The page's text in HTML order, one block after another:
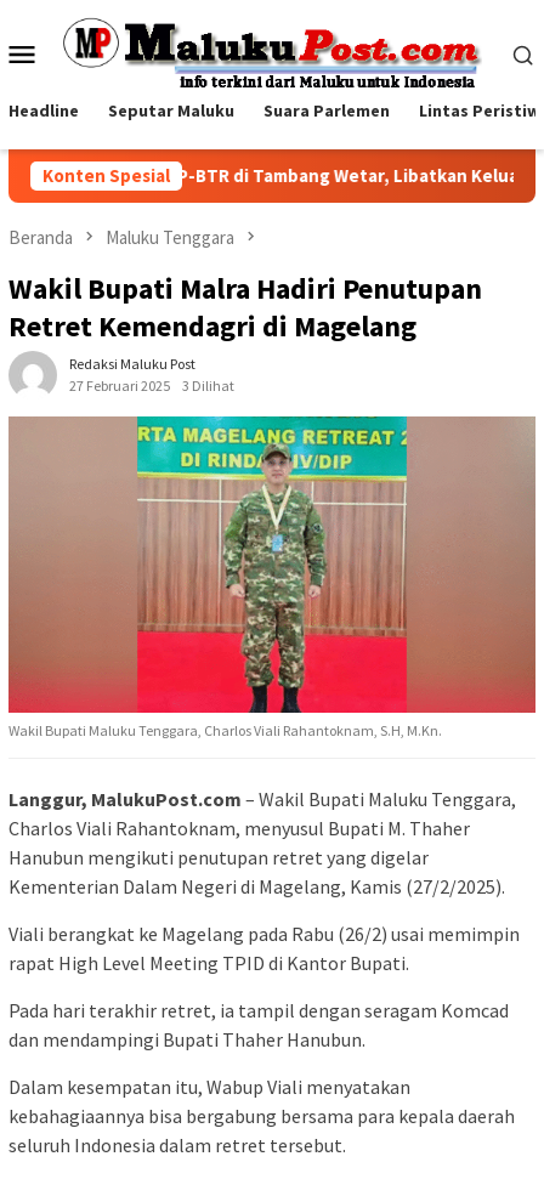
konten
Menu
Headline Seputar Maluku Suara Parlemen Lintas
Konten Spesial
Family Visit BKP-BTR di Tambang Wetar, Libatkan Keluarga
Beranda Maluku Tenggara
Wakil Bupati Malra Hadiri Penutupan
Retret Kemendagri di Magelang
Redaksi Maluku Post
27 Februari 2025
3 Dilihat
Wakil Bupati Maluku Tenggara, Charlos Viali Rahantoknam, S.H, M.Kn.
Langgur, MalukuPost.com – Wakil Bupati Maluku Tenggara,
Charlos Viali Rahantoknam, menyusul Bupati M. Thaher
Hanubun mengikuti penutupan retret yang digelar
Kementerian Dalam Negeri di Magelang, Kamis (27/2/2025).
Viali berangkat ke Magelang pada Rabu (26/2) usai memimpin
rapat High Level Meeting TPID di Kantor Bupati.
Pada hari terakhir retret, ia tampil dengan seragam Komcad
dan mendampingi Bupati Thaher Hanubun.
Dalam kesempatan itu, Wabup Viali menyatakan
kebahagiaannya bisa bergabung bersama para kepala daerah
seluruh Indonesia dalam retret tersebut.